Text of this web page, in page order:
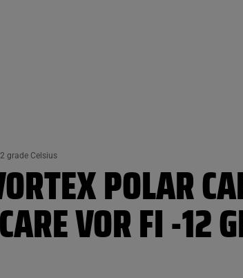
grade Celsius
POLAR
VOR FI -12